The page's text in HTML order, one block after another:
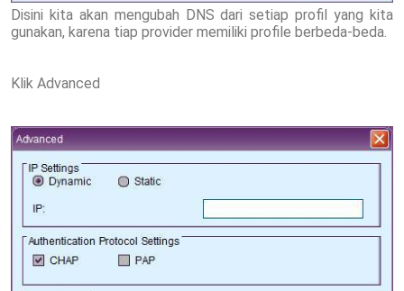
Disini kita akan mengubah DNS dari setiap profil yang kita
gunakan, karena tiap provider memiliki profile berbeda-beda.
Klik Advanced